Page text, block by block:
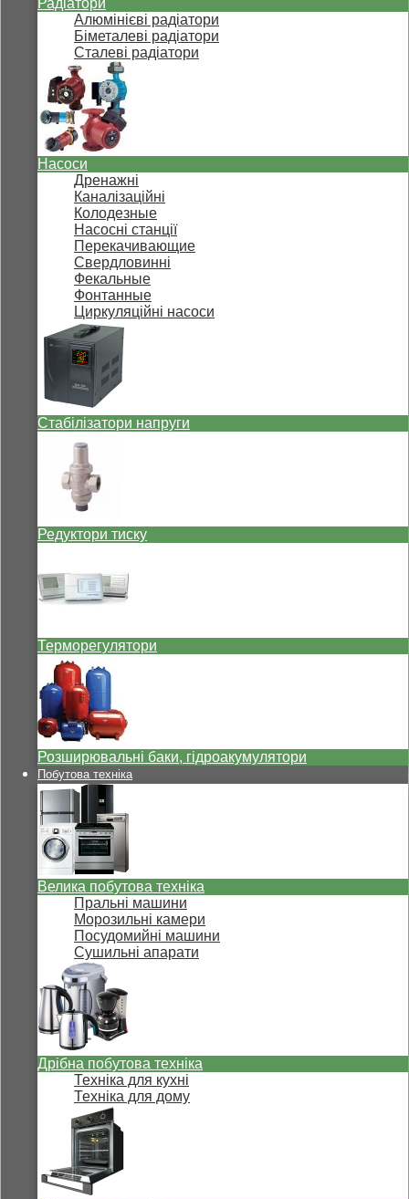
Радіатори
Алюмінієві радіатори
Біметалеві радіатори
Сталеві радіатори
Насоси
Дренажні
Каналізаційні
Колодезные
Насосні станції
Перекачивающие
Свердловинні
Фекальные
Фонтанные
Циркуляційні насоси
Стабілізатори напруги
Редуктори тиску
Терморегулятори
Розширювальні баки, гідроакумулятори
Побутова техніка
Велика побутова техніка
Пральні машини
Морозильні камери
Посудомийні машини
Сушильні апарати
Дрібна побутова техніка
Техніка для кухні
Техніка для дому